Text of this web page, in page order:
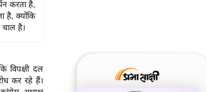
करता है,
है, क्योंकि
है।
विपक्षी दल
कर रहे हैं।